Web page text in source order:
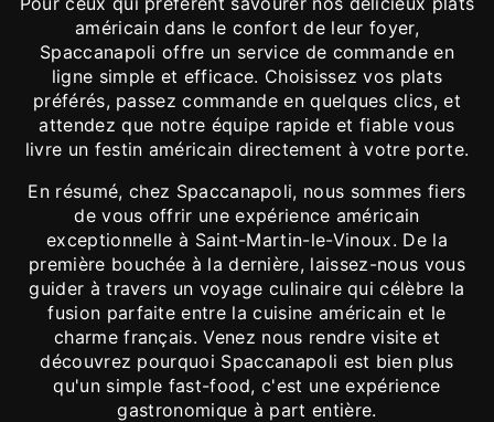
américain dans le confort de leur foyer,
Spaccanapoli offre un service de commande en
ligne simple et efficace. Choisissez vos plats
préférés, passez commande en quelques clics, et
attendez que notre équipe rapide et fiable vous
livre un festin américain directement à votre porte.
En résumé, chez Spaccanapoli, nous sommes fiers
de vous offrir une expérience américain
exceptionnelle à Saint-Martin-le-Vinoux. De la
première bouchée à la dernière, laissez-nous vous
guider à travers un voyage culinaire qui célèbre la
fusion parfaite entre la cuisine américain et le
charme français. Venez nous rendre visite et
découvrez pourquoi Spaccanapoli est bien plus
qu'un simple fast-food, c'est une expérience
gastronomique à part entière.